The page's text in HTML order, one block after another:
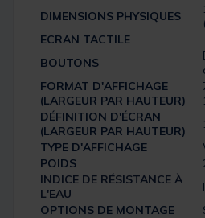
DIMENSIONS PHYSIQUES
ECRAN TACTILE
BOUTONS
FORMAT D'AFFICHAGE
(LARGEUR PAR HAUTEUR)
DÉFINITION D'ÉCRAN
(LARGEUR PAR HAUTEUR)
TYPE D'AFFICHAGE
POIDS
INDICE DE RÉSISTANCE À
L'EAU
OPTIONS DE MONTAGE